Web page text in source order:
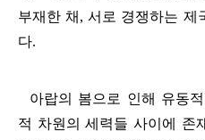
부재한 채 ,서로 경쟁하는 제
다.
아랍의 봄으로 인해 유동
적 차원의 세력들 사이에 존